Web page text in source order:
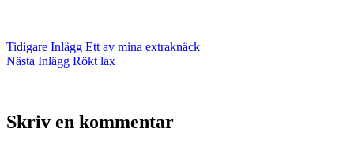
Tidigare Inlägg Ett av mina extraknäck
Nästa Inlägg Rökt lax
Skriv en kommentar